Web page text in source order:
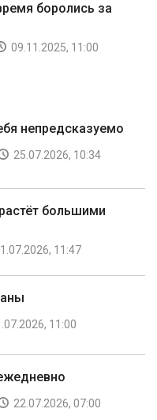
боролись за
09.11.2025, 11:00
непредсказуемо
25.07.2026, 10:34
большими
11:47
11:00
22.07.2026, 07:00